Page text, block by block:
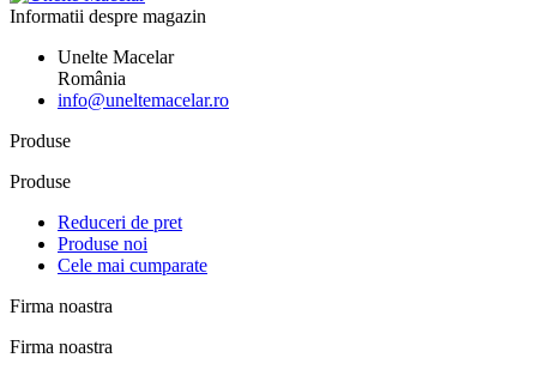
Informatii despre magazin
Unelte Macelar
România
info@uneltemacelar.ro
Produse
Produse
Reduceri de pret
Produse noi
Cele mai cumparate
Firma noastra
Firma noastra